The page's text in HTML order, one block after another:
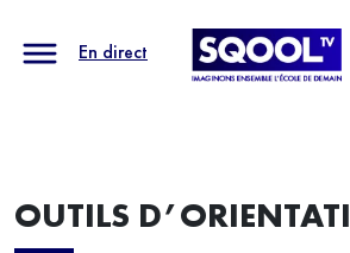
En direct
OUTILS